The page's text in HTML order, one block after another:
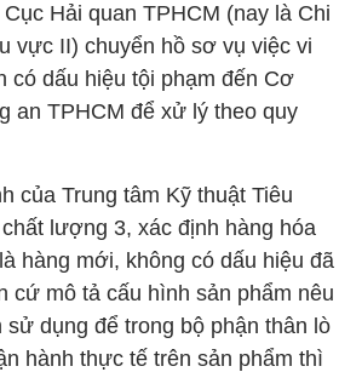
Hải quan TPHCM (nay là Chi
vực II) chuyển hồ sơ vụ việc vi
có dấu hiệu tội phạm đến Cơ
an TPHCM để xử lý theo quy
của Trung tâm Kỹ thuật Tiêu
lượng 3, xác định hàng hóa
hàng mới, không có dấu hiệu đã
cứ mô tả cấu hình sản phẩm nêu
dụng để trong bộ phận thân lò
hành thực tế trên sản phẩm thì